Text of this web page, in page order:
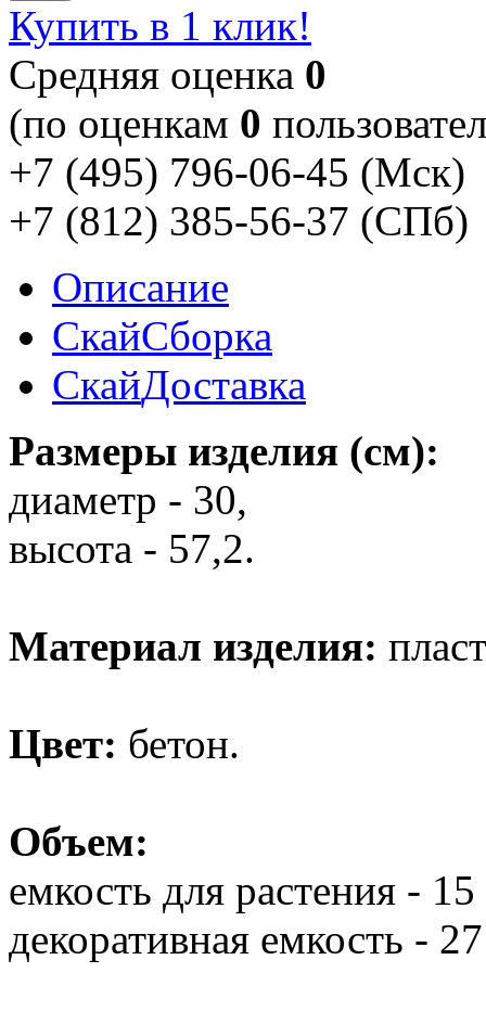
Купить в 1 клик!
Cредняя оценка 0
(по оценкам 0
+7 (495) 796-06-45 (Мск)
+7 (812) 385-56-37 (СПб)
Описание
СкайСборка
СкайДоставка
Размеры изделия (см):
диаметр - 30,
высота - 57,2.
Материал изделия:
Цвет: бетон.
Объем:
емкость для растения - 15
декоративная емкость -